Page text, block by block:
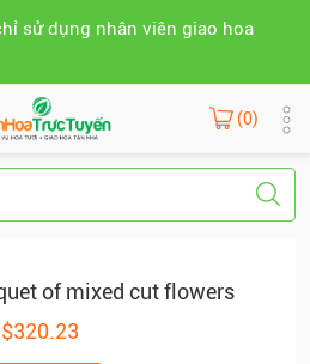
sử dụng nhân viên giao hoa
(0)
of mixed cut flowers